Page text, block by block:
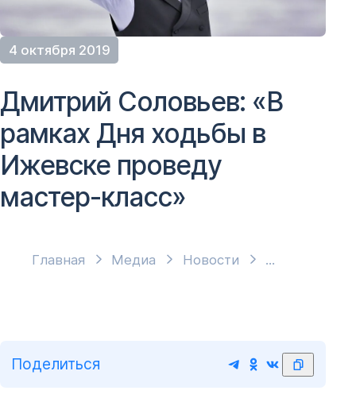
4 октября 2019
Главная Медиа Новости
Дмитрий Соловьев: «В
рамках Дня ходьбы в
Ижевске проведу
мастер-класс»
Поделиться